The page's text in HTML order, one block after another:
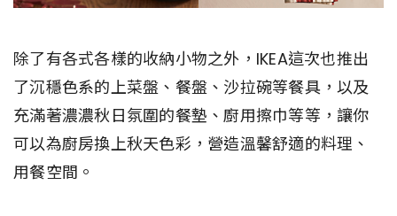
除了有各式各樣的收納小物之外，IKEA這次也推出
了沉穩色系的上菜盤、餐盤、沙拉碗等餐具，以及
充滿著濃濃秋日氛圍的餐墊、廚用擦巾等等，讓你
可以為廚房換上秋天色彩，營造溫馨舒適的料理、
用餐空間。